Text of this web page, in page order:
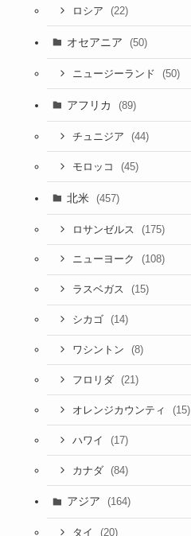
ロシア (22)
オセアニア (50)
ニュージーランド (50)
アフリカ (89)
チュニジア (44)
モロッコ (45)
北米 (457)
ロサンゼルス (175)
ニューヨーク (108)
ラスベガス (15)
シカゴ (14)
ワシントン (8)
フロリダ (21)
オレンジカウンティ (15)
ハワイ (17)
カナダ (84)
アジア (164)
タイ (20)